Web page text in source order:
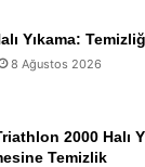
Yıkama:
8 Ağustos 2026
2000 Halı
Temizlik